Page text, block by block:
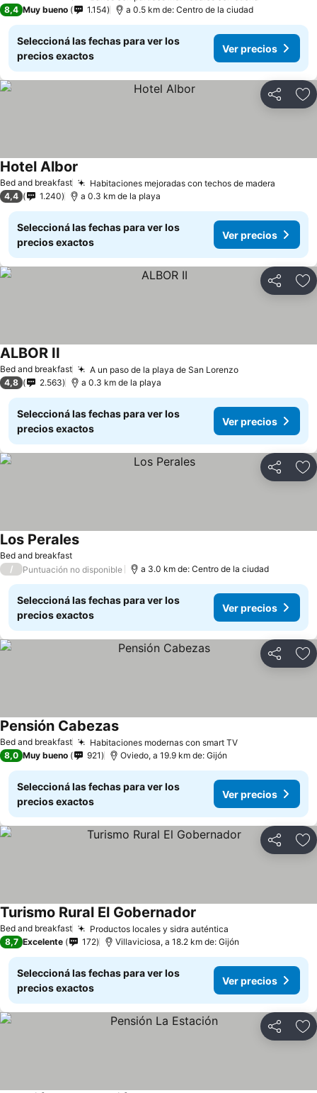
8,4 Muy bueno 1.154 a 0.5 km de: Centro de la ciudad
Seleccioná las fechas para ver los
precios exactos
Ver precios
Compartir
Bed and breakfast Habitaciones mejoradas con techos de madera
Hotel Albor
4,4 1.240 a 0.3 km de la playa
Seleccioná las fechas para ver los
precios exactos
Ver precios
Compartir
Bed and breakfast A un paso de la playa de San LorenzoVer precios
ALBOR II
4,8 2.563 a 0.3 km de la playa
Seleccioná las fechas para ver los
precios exactos
Ver precios
Compartir
Bed and breakfast
Los PeralesVer precios
/ Puntuación no disponible a 3.0 km de: Centro de la ciudad
Seleccioná las fechas para ver los
precios exactos
Ver precios
Compartir
Bed and breakfast Habitaciones modernas con smart TVVer precios
Pensión CabezasVer precios
8,0 Muy bueno 921 Oviedo, a 19.9 km de: Gijón
Seleccioná las fechas para ver los
precios exactos
Ver precios
Compartir
Bed and breakfast Productos locales y sidra auténtica
Turismo Rural El Gobernador
8,7 Excelente 172 Villaviciosa, a 18.2 km de: Gijón
Seleccioná las fechas para ver los
precios exactos
Ver precios
Compartir